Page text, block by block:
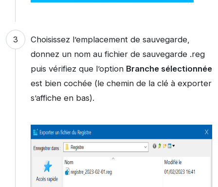
Choisissez l’emplacement de sauvegarde,
donnez un nom au fichier de sauvegarde .reg
puis vérifiez que l’option Branche sélectionnée
est bien cochée (le chemin de la clé à exporter
s’affiche en bas).